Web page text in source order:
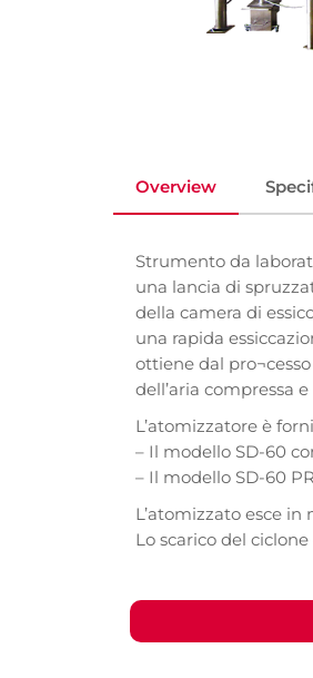
Overview
Strumento da
una lancia di
della camera di
una rapida
ottiene dal
dell’aria compressa
L’atomizzatore è
– Il modello SD-60
– Il modello SD-60
L’atomizzato esce
Lo scarico del